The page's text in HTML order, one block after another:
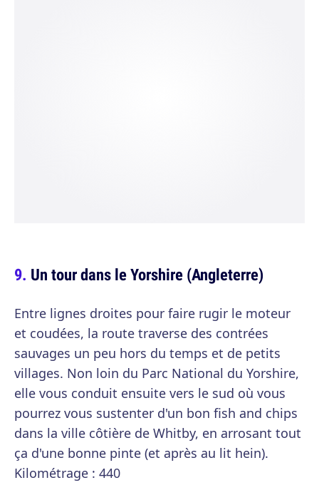
Un tour dans le Yorshire (Angleterre)
Entre lignes droites pour faire rugir le moteur
et coudées, la route traverse des contrées
sauvages un peu hors du temps et de petits
villages. Non loin du Parc National du Yorshire,
elle vous conduit ensuite vers le sud où vous
pourrez vous sustenter d'un bon fish and chips
dans la ville côtière de Whitby, en arrosant tout
ça d'une bonne pinte (et après au lit hein).
Kilométrage : 440